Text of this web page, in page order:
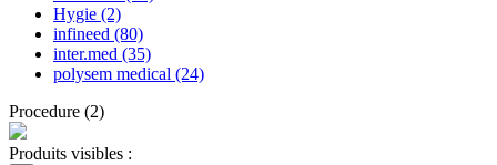
Hygie (2)
infineed (80)
inter.med (35)
polysem medical (24)
Procedure (2)
Produits visibles :